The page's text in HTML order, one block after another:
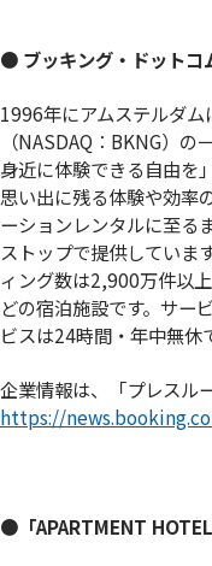
● ブッキング・ドットコ
1996年にアムステルダ
（NASDAQ：BKNG）
身近に体験できる自由を
思い出に残る体験や効率
ーションレンタルに至る
ストップで提供していま
ィング数は2,900万件以
どの宿泊施設です。サー
ビスは24時間・年中無休
企業情報は、「プレスル
https://
●「APARTMENT